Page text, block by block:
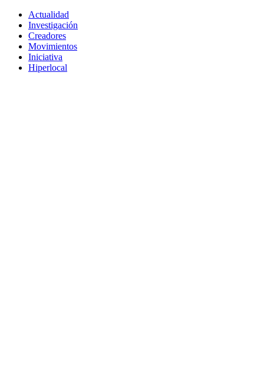
Actualidad
Investigación
Creadores
Movimientos
Iniciativa
Hiperlocal